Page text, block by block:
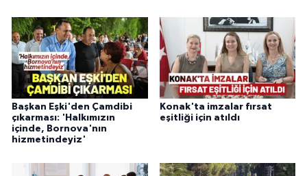
Başkan Eşki'den Çamdibi
çıkarması: 'Halkımızın
içinde, Bornova'nın
hizmetindeyiz'
Konak'ta imzalar fırsat
eşitliği için atıldı